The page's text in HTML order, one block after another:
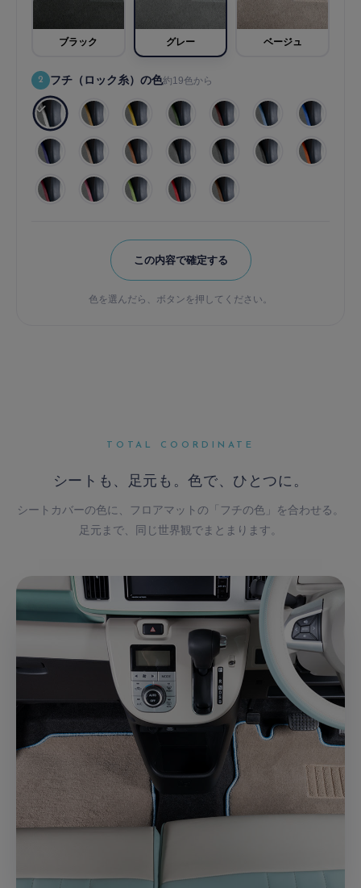
ブラック グレー ベージュ
2 フチ（ロック糸）の色約19色から
この内容で確定する
色を選んだら、ボタンを押してください。
TOTAL COORDINATE
シートも、足元も。色で、ひとつに。
シートカバーの色に、フロアマットの「フチの色」を合わせる。
足元まで、同じ世界観でまとまります。